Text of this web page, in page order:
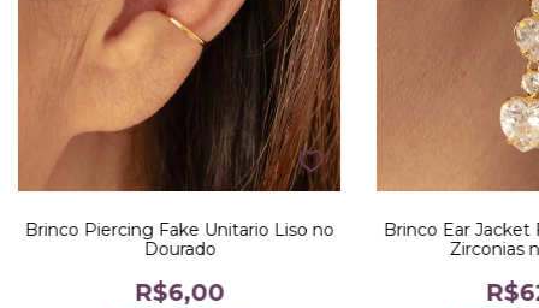
Brinco Piercing Fake Unitario Liso no
Dourado
R$6,00
Brinco Ear Jacket
Zirconias